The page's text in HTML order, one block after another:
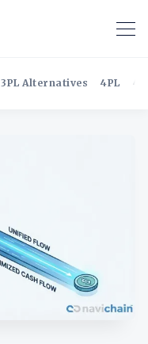
3PL Alternatives 4PL